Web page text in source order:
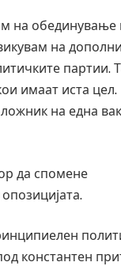
на обединување
на
партии.
имаат иста цел.
на една
да спомене
константен